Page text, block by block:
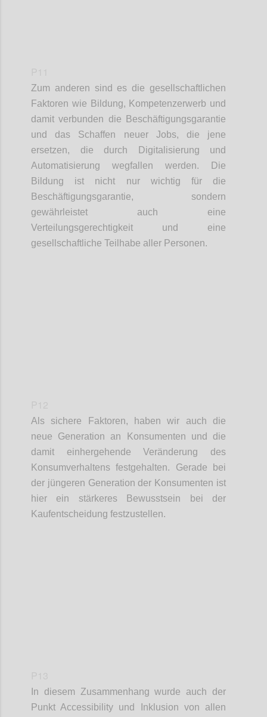
Zum anderen sind es die gesellschaftlichen
Faktoren wie Bildung, Kompetenzerwerb und
damit verbunden die Beschäftigungsgarantie
und das Schaffen neuer Jobs, die jene
ersetzen, die durch Digitalisierung und
Automatisierung wegfallen werden.
Die
Bildung ist nicht nur wichtig für die
Beschäftigungsgarantie, sondern
gewährleistet auch eine
Verteilungsgerechtigkeit und eine
gesellschaftliche Teilhabe aller Personen.
Als sichere Faktoren, haben wir auch die
neue Generation an Konsumenten und die
damit einhergehende Veränderung des
Konsumverhaltens festgehalten. Gerade bei
der jüngeren Generation der Konsumenten ist
hier ein stärkeres Bewusstsein bei der
Kaufentscheidung festzustellen.
In diesem Zusammenhang wurde auch der
PunktAccessibility und Inklusion von allen